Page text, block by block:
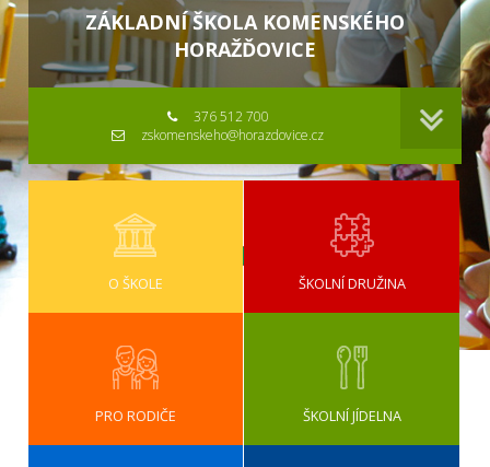
ZÁKLADNÍ ŠKOLA KOMENSKÉHO
HORAŽĎOVICE
376 512 700
zskomenskeho@horazdovice.cz
O ŠKOLE ŠKOLNÍ DRUŽINA
PRO RODIČE ŠKOLNÍ JÍDELNA